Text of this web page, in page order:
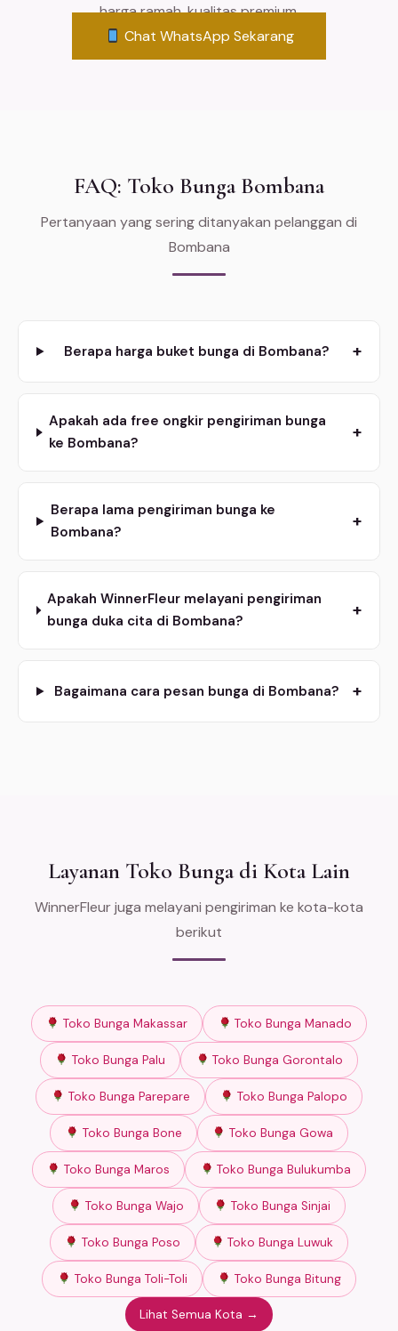
harga ramah, kualitas premium.
Chat WhatsApp Sekarang
FAQ: Toko Bunga Bombana
Pertanyaan yang sering ditanyakan pelanggan di
Bombana
Berapa harga buket bunga di Bombana? +
Apakah ada free ongkir pengiriman bunga
ke Bombana?
+
Berapa lama pengiriman bunga ke
Bombana?
+
Apakah WinnerFleur melayani pengiriman
bunga duka cita di Bombana?
+
Bagaimana cara pesan bunga di Bombana? +
Layanan Toko Bunga di Kota Lain
WinnerFleur juga melayani pengiriman ke kota-kota
berikut
Toko Bunga Makassar Toko Bunga Manado
Toko Bunga Palu Toko Bunga Gorontalo
Toko Bunga Parepare Toko Bunga Palopo
Toko Bunga Bone Toko Bunga Gowa
Toko Bunga Maros Toko Bunga Bulukumba
Toko Bunga Wajo Toko Bunga Sinjai
Toko Bunga Poso Toko Bunga Luwuk
Toko Bunga Toli-Toli Toko Bunga Bitung
Lihat Semua Kota →